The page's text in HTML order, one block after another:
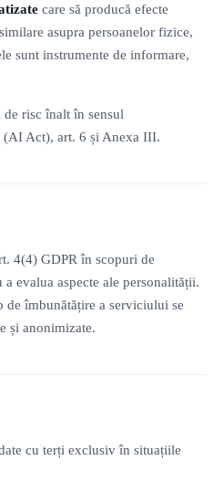
care să producă efecte
asupra persoanelor fizice,
sunt instrumente de informare,
risc înalt în sensul
Act), art. 6 și Anexa III.
4(4) GDPR în scopuri de
evalua aspecte ale personalității.
de îmbunătățire a serviciului se
și anonimizate.
cu terți exclusiv în situațiile